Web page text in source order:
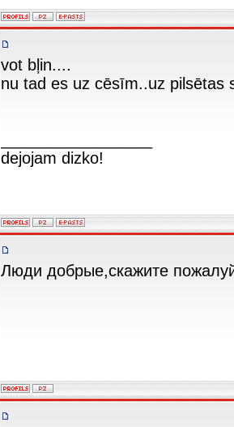
vot bļin....
nu tad es uz cēsīm..uz pilsētas
dejojam dizko!
Люди добрые,скажите